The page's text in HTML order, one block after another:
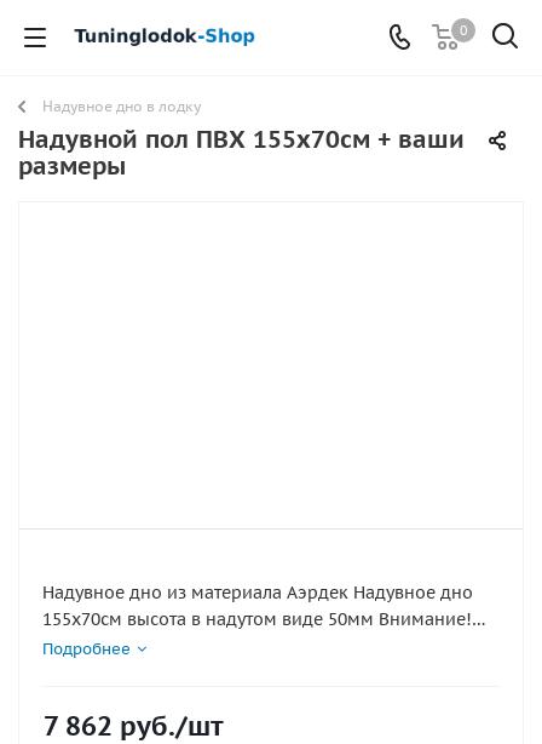
0
Надувное дно в лодку
Надувной пол ПВХ 155х70см + ваши
размеры
Надувное дно из материала Аэрдек Надувное дно
155х70см высота в надутом виде 50мм Внимание!
Аирдек НЕ КИЛЬЕВЫХ ПВХ ЛОДОК ( этот лодки не
Подробнее
7 862 руб./шт